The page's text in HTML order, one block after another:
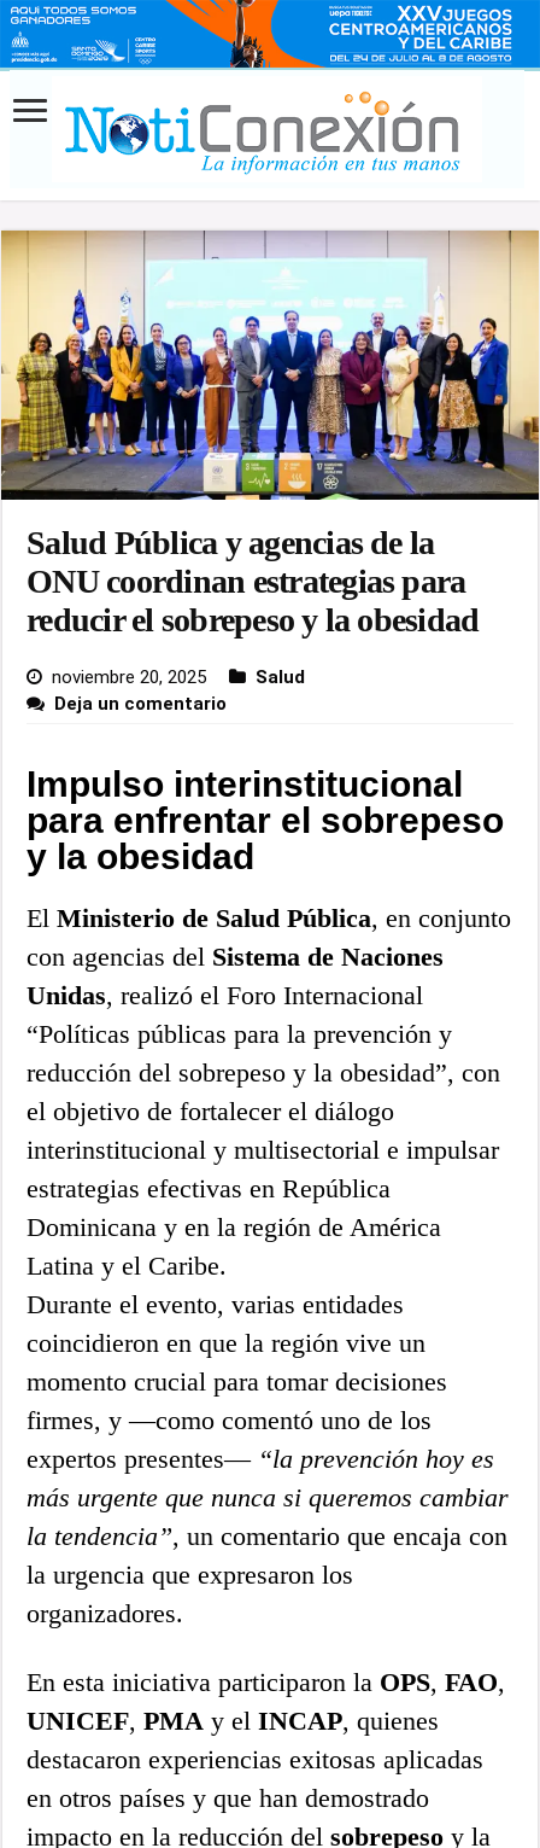
Salud Pública y agencias de la
ONU coordinan estrategias para
reducir el sobrepeso y la obesidad
noviembre 20, 2025
Salud
Deja un comentario
Impulso interinstitucional
para enfrentar el sobrepeso
y la obesidad
ElMinisterio de Salud Pública, en conjunto
con agencias del Sistema de Naciones
Unidas, realizó el Foro Internacional
“Políticas públicas para la prevención y
reducción del sobrepeso y la obesidad”, con
el objetivo de fortalecer el diálogo
interinstitucional y multisectorial e impulsar
estrategias efectivas en República
Dominicana y en la región de América
Latina y el Caribe.
Durante el evento, varias entidades
coincidieron en que la región vive un
momento crucial para tomar decisiones
firmes, y —como comentó uno de los
expertos presentes— “la prevención hoy es
más urgente que nunca si queremos cambiar
la tendencia”, un comentario que encaja con
la urgencia que expresaron los
organizadores.
En esta iniciativa participaron la OPS,FAO,
UNICEF,PMA y elINCAP, quienes
destacaron experiencias exitosas aplicadas
en otros países y que han demostrado
impacto en la reducción delsobrepeso y la